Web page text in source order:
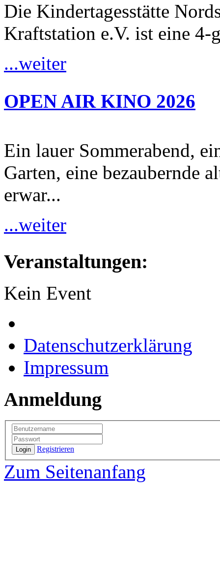
Die Kindertagesstätte
Kraftstation e.V. ist eine
...weiter
OPEN AIR KINO 2026
Ein lauer Sommerabend,
Garten, eine bezaubernde
erwar...
...weiter
Veranstaltungen:
Kein Event
Datenschutzerklärung
Impressum
Anmeldung
Login Registrieren
Zum Seitenanfang